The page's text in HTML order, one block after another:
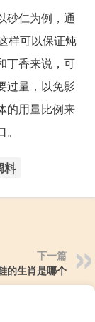
砂仁为例，通
样可以保证炖
丁香来说，可
过量，以免影
的用量比例来
料
下一篇
的生肖是哪个